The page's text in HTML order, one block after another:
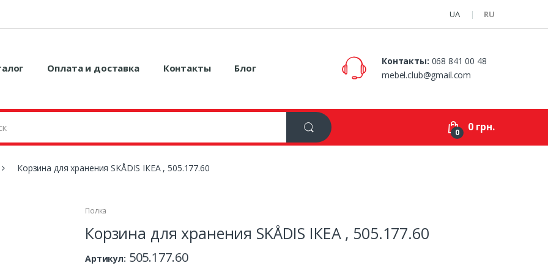
UA RU
Оплата и доставка Контакты Блог
Контакты: 068 841 00 48
mebel.club@gmail.com
0 0 грн.
Корзина для хранения SKÅDIS ІКЕА , 505.177.60
Полка
Корзина для хранения SKÅDIS ІКЕА , 505.177.60
Артикул: 505.177.60